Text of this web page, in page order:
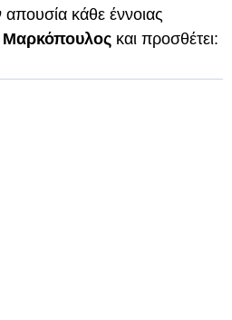
κάθε έννοιας
Μαρκόπουλος και προσθέτει: